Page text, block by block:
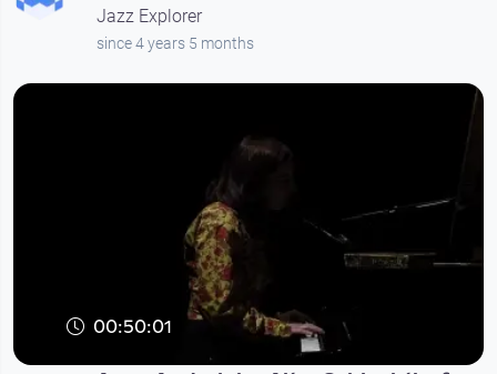
Jazz Explorer
since 4 years 5 months
00:50:01